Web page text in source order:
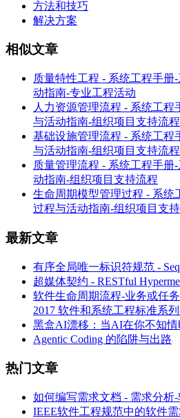
方法和技巧
解决方案
相似文章
质量特性工程 - 系统工程手
动指南-专业工程活动
人力资源管理流程 - 系统工
与活动指南-组织项目支持流程
基础设施管理流程 - 系统工程
与活动指南-组织项目支持流程
质量管理流程 - 系统工程手
动指南-组织项目支持流程
生命周期模型管理过程 - 系统
过程与活动指南-组织项目支
最新文章
有序全局唯一标识符规范 -
超媒体契约 - RESTful
软件生命周期流程-业务或任
2017 软件和系统工程标准系
黑盒AI漂移：当AI在你不知
Agentic Coding 的陷阱与出路
热门文章
如何编写需求文档 - 需求分析
IEEE软件工程规范中的软件